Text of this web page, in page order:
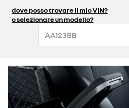
dove posso trovare il mio VIN?
o selezionare un modello?